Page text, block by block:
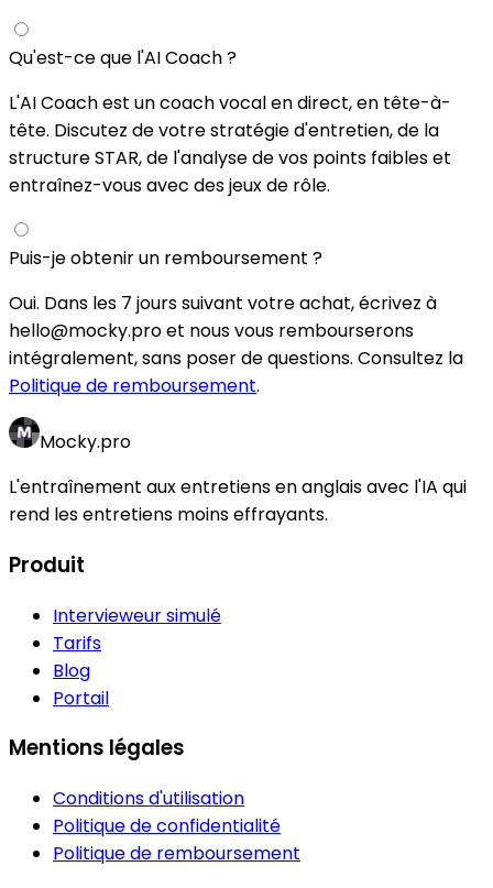
Qu'est-ce que l'AI Coach ?
L'AI Coach est un coach vocal en direct, en tête-à-
tête. Discutez de votre stratégie d'entretien, de la
structure STAR, de l'analyse de vos points faibles et
entraînez-vous avec des jeux de rôle.
Puis-je obtenir un remboursement ?
Oui. Dans les 7 jours suivant votre achat, écrivez à
hello@mocky.pro et nous vous rembourserons
intégralement, sans poser de questions. Consultez la
Politique de remboursement.
Mocky.pro
L'entraînement aux entretiens en anglais avec l'IA qui
rend les entretiens moins effrayants.
Produit
Intervieweur simulé
Tarifs
Blog
Portail
Mentions légales
Conditions d'utilisation
Politique de confidentialité
Politique de remboursement